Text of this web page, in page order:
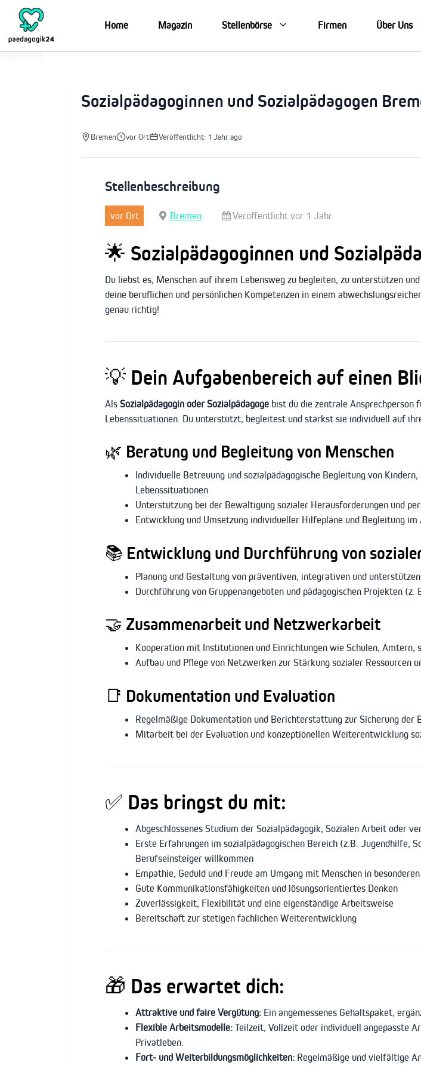
Inhalt
springen
Home Magazin Stellenbörse Firmen Über Uns
Sozialpädagoginnen und Sozialpädagogen
Bremen vor Ort Veröffentlicht: 1 Jahr ago
Stellenbeschreibung
vor Ort Bremen Veröffentlicht vor 1 Jahr
🌟 Sozialpädagoginnen und
Du liebst es, Menschen auf ihrem Lebensweg zu begleiten, zu unterstützen
deine beruflichen und persönlichen Kompetenzen in einem
genau richtig!
💡 Dein Aufgabenbereich auf einen
Als Sozialpädagogin oder Sozialpädagoge bist du die zentrale Ansprechperson
Lebenssituationen. Du unterstützt, begleitest und stärkst sie individuell auf
🌿 Beratung und Begleitung von Menschen
Individuelle Betreuung und sozialpädagogische Begleitung von
Lebenssituationen
Unterstützung bei der Bewältigung sozialer Herausforderungen und
Entwicklung und Umsetzung individueller Hilfepläne und Begleitung im
📚 Entwicklung und Durchführung von
Planung und Gestaltung von präventiven, integrativen und
Durchführung von Gruppenangeboten und pädagogischen Projekten
🤝 Zusammenarbeit und Netzwerkarbeit
Kooperation mit Institutionen und Einrichtungen wie Schulen, Ämtern,
Aufbau und Pflege von Netzwerken zur Stärkung sozialer Ressourcen
📑 Dokumentation und Evaluation
Regelmäßige Dokumentation und Berichterstattung zur Sicherung der
Mitarbeit bei der Evaluation und konzeptionellen Weiterentwicklung
✅ Das bringst du mit:
Abgeschlossenes Studium der Sozialpädagogik, Sozialen Arbeit oder
Erste Erfahrungen im sozialpädagogischen Bereich (z.B. Jugendhilfe,
Berufseinsteiger willkommen
Empathie, Geduld und Freude am Umgang mit Menschen in
Gute Kommunikationsfähigkeiten und lösungsorientiertes Denken
Zuverlässigkeit, Flexibilität und eine eigenständige Arbeitsweise
Bereitschaft zur stetigen fachlichen Weiterentwicklung
🎁 Das erwartet dich:
Attraktive und faire Vergütung: Ein angemessenes Gehaltspaket,
Flexible Arbeitsmodelle: Teilzeit, Vollzeit oder individuell angepasste
Privatleben.
Fort- und Weiterbildungsmöglichkeiten: Regelmäßige und vielfältige